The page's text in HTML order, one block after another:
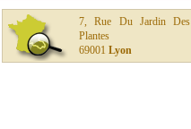
7, Rue Du Jardin Des
Plantes
69001 Lyon